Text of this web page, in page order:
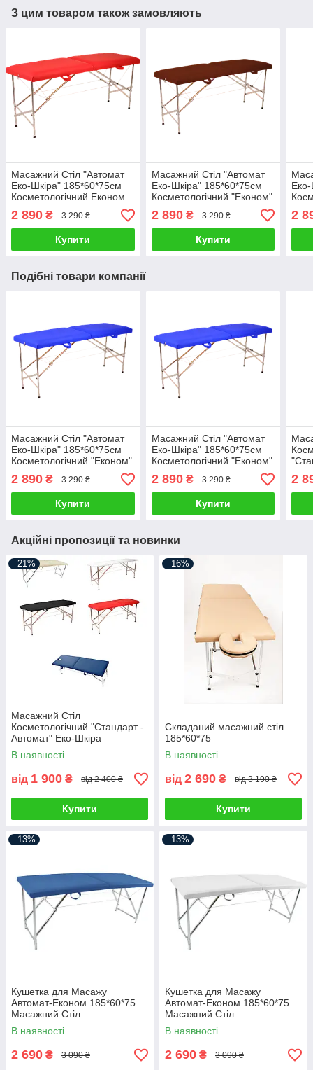
З цим товаром також замовляють
Масажний Стіл "Автомат
Еко-Шкіра" 185*60*75см
Косметологічний Економ
2 890 ₴ 3 290 ₴
Купити
Масажний Стіл "Автомат
Еко-Шкіра" 185*60*75см
Косметологічний "Економ"
2 890₴ 3 290 ₴
Купити
2
Подібні товари компанії
Масажний Стіл "Автомат
Еко-Шкіра" 185*60*75см
Косметологічний "Економ"
2 890 ₴ 3 290 ₴
Купити
Масажний Стіл "Автомат
Еко-Шкіра" 185*60*75см
Косметологічний "Економ"
2 890₴ 3 290 ₴
Купити
2
Акційні пропозиції та новинки
–21%
Масажний Стіл
Косметологічний "Стандарт -
Автомат" Еко-Шкіра
185*60*75
В наявності
від 1 900 ₴ від 2 400 ₴
Купити
–16%
Складаний масажний стіл
185*60*75
В наявності
від 2 690 ₴ від 3 190 ₴
Купити
–13%
Кушетка для Масажу
Автомат-Економ 185*60*75
Масажний Стіл
В наявності
2 690 ₴ 3 090 ₴
–13%
Кушетка для Масажу
Автомат-Економ 185*60*75
Масажний Стіл
В наявності
2 690 ₴ 3 090 ₴